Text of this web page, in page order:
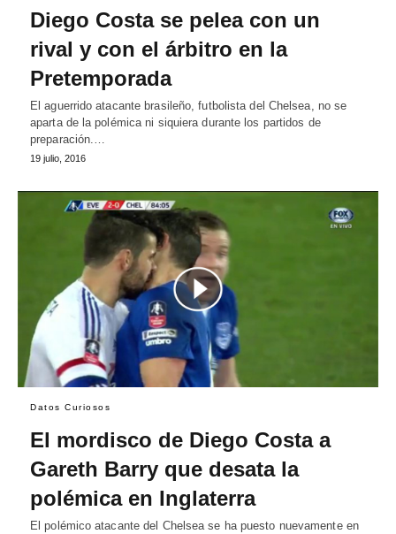
Diego Costa se pelea con un
rival y con el árbitro en la
Pretemporada
El aguerrido atacante brasileño, futbolista del Chelsea, no se
aparta de la polémica ni siquiera durante los partidos de
preparación.…
19 julio, 2016
Datos Curiosos
El mordisco de Diego Costa a
Gareth Barry que desata la
polémica en Inglaterra
El polémico atacante del Chelsea se ha puesto nuevamente en